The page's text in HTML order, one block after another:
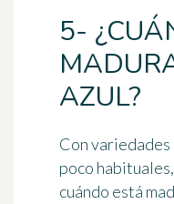
5-
AZUL?
Con
poco
cuándo está